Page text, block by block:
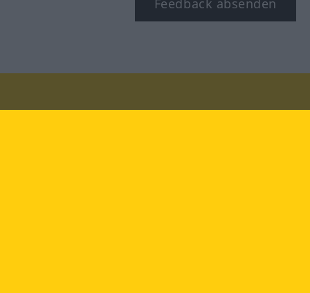
Feedback absenden
Besuchen Sie uns auf: